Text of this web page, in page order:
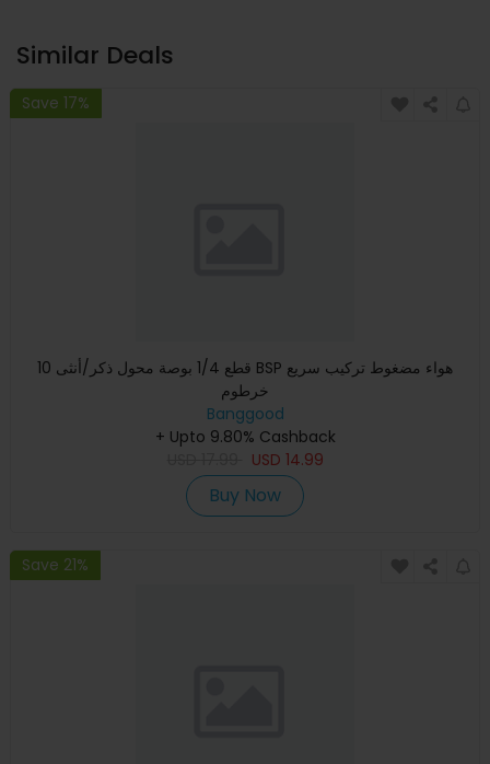
Similar Deals
Save 17%
10 قطع 1/4 بوصة محول ذكر/أنثى BSP هواء مضغوط تركيب سريع
خرطوم
Banggood
+ Upto 9.80% Cashback
USD 14.99
Buy Now
Save 21%